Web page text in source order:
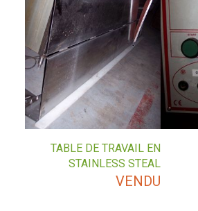
TABLE DE TRAVAIL EN
STAINLESS STEAL
VENDU